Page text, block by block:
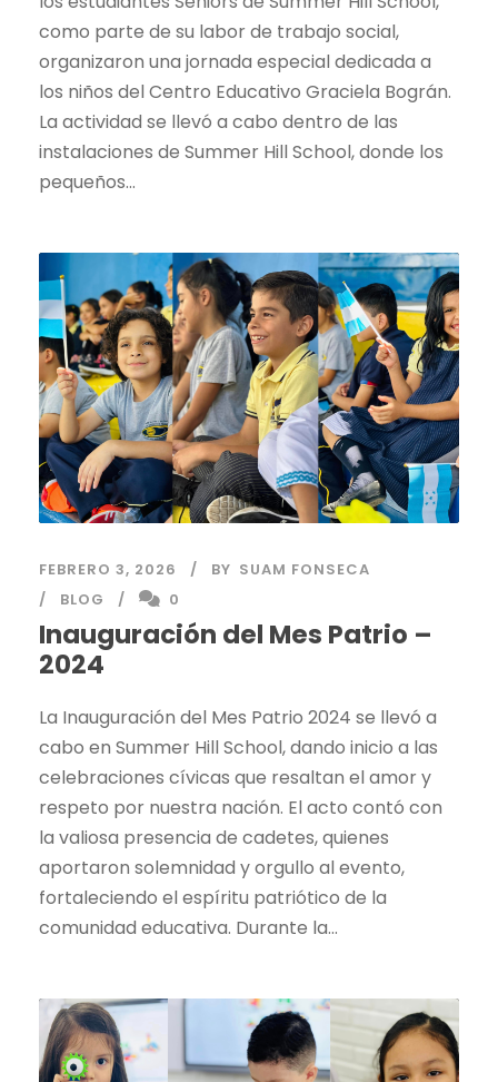
como parte de su labor de trabajo social,
organizaron una jornada especial dedicada a
los niños del Centro Educativo Graciela Bográn.
La actividad se llevó a cabo dentro de las
instalaciones de Summer Hill School, donde los
pequeños...
FEBRERO 3, 2026 BY SUAM FONSECA
BLOG
0
Inauguración del Mes Patrio –
2024
La Inauguración del Mes Patrio 2024 se llevó a
cabo en Summer Hill School, dando inicio a las
celebraciones cívicas que resaltan el amor y
respeto por nuestra nación. El acto contó con
la valiosa presencia de cadetes, quienes
aportaron solemnidad y orgullo al evento,
fortaleciendo el espíritu patriótico de la
comunidad educativa. Durante la...